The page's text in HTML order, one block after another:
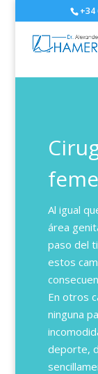
+34
Al igual
área
paso del
estos
En otros
ninguna
deporte,